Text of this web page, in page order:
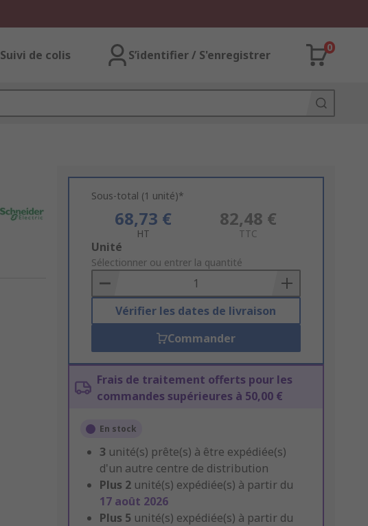
Suivi de colis S’identifier / S'enregistrer
0
Sous-total (1 unité)*
68,73 €
HT
82,48 €
TTC
Add
to
Basket
Unité
Sélectionner ou entrer la quantité
Vérifier les dates de livraison
Commander
Frais de traitement offerts pour les
commandes supérieures à 50,00 €
En stock
3 unité(s) prête(s) à être expédiée(s)
d'un autre centre de distribution
Plus 2 unité(s) expédiée(s) à partir du
17 août 2026
Plus 5 unité(s) expédiée(s) à partir du